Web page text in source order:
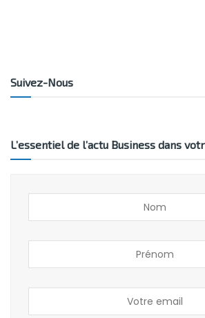
Suivez-Nous
L’essentiel de l’actu Business dans